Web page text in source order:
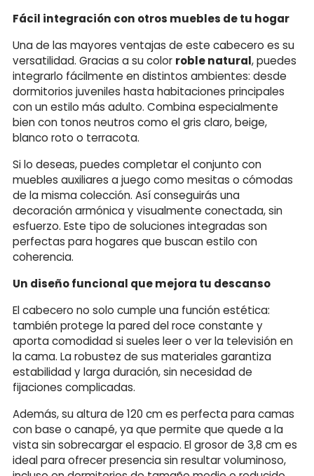
Fácil integración con otros muebles de tu hogar
Una de las mayores ventajas de este cabecero es su
versatilidad. Gracias a su color roble natural, puedes
integrarlo fácilmente en distintos ambientes: desde
dormitorios juveniles hasta habitaciones principales
con un estilo más adulto. Combina especialmente
bien con tonos neutros como el gris claro, beige,
blanco roto o terracota.
Si lo deseas, puedes completar el conjunto con
muebles auxiliares a juego como mesitas o cómodas
de la misma colección. Así conseguirás una
decoración armónica y visualmente conectada, sin
esfuerzo. Este tipo de soluciones integradas son
perfectas para hogares que buscan estilo con
coherencia.
Un diseño funcional que mejora tu descanso
El cabecero no solo cumple una función estética:
también protege la pared del roce constante y
aporta comodidad si sueles leer o ver la televisión en
la cama. La robustez de sus materiales garantiza
estabilidad y larga duración, sin necesidad de
fijaciones complicadas.
Además, su altura de 120 cm es perfecta para camas
con base o canapé, ya que permite que quede a la
vista sin sobrecargar el espacio. El grosor de 3,8 cm es
ideal para ofrecer presencia sin resultar voluminoso,